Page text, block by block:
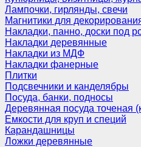
Лампочки, гирлянды, свечи
Магнитики для
Накладки, панно, доски под
Накладки деревянные
Накладки из МДФ
Накладки фанерные
Плитки
Подсвечники и канделябры
Посуда, банки, подносы
Деревянная посуда точеная
Емкости для круп и специй
Карандашницы
Ложки деревянные